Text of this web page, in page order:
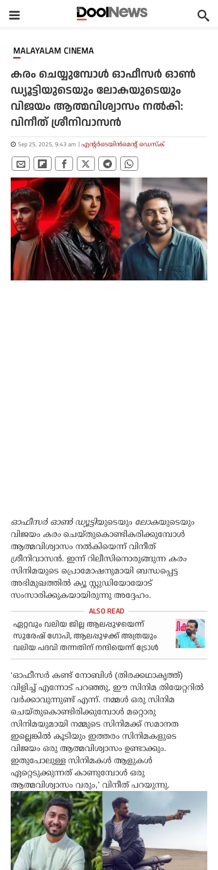
MALAYALAM CINEMA
കരം ചെയ്യുമ്പോള്‍ ഓഫീസര്‍ ഓണ്‍
ഡ്യൂട്ടിയുടെയും ലോകയുടെയും
വിജയം ആത്മവിശ്വാസം നല്‍കി:
വിനീത് ശ്രീനിവാസന്‍
Sep 25, 2025, 9:43 am എന്റര്‍ടെയിന്‍മെന്റ് ഡെസ്‌ക്
ഓഫീസര്‍ ഓണ്‍ ഡ്യൂട്ടിയുടെയും ലോകയുടെയും
വിജയം കരംചെയ്തുകൊണ്ടികരിക്കുമ്പോള്‍
ആത്മവിശ്വാസം നല്‍കിയെന്ന് വിനീത്
ശ്രീനിവാസന്‍. ഇന്ന് റിലീസിനൊരുങ്ങുന്ന കരം
സിനിമയുടെ പ്രൊമോഷനുമായി ബന്ധപ്പെട്ട
അഭിമുഖത്തില്‍ ക്യൂ സ്റ്റുഡിയോയോട്
സംസാരിക്കുകയായിരുന്നു അദ്ദേഹം.
ഏറ്റവും വലിയ ജില്ല ആലപ്പുഴയെന്ന്
സുരേഷ് ഗോപി, ആലപ്പുഴക്ക് അത്രയും
വലിയ പദവി തന്നതിന് നന്ദിയെന്ന് ട്രോള്‍
‘ഓഫീസര്‍ കണ്ട് നോബിള്‍ (തിരക്കഥാകൃത്ത്)
വിളിച്ച് എന്നോട് പറഞ്ഞു, ഈ സിനിമ തിയേറ്ററില്‍
വര്‍ക്കാവുന്നുണ്ട് എന്ന്. നമ്മള്‍ ഒരു സിനിമ
ചെയ്തുകൊണ്ടിരിക്കുമ്പോള്‍ മറ്റൊരു
സിനിമയുമായി നമ്മുടെ സിനിമക്ക് സമാനത
ഇല്ലെങ്കില്‍ കൂടിയും ഇത്തരം സിനിമകളുടെ
വിജയം ഒരു ആത്മവിശ്വാസം ഉണ്ടാക്കും.
ഇതുപോലുള്ള സിനിമകള്‍ ആളുകള്‍
ഏറ്റെടുക്കുന്നത് കാണുമ്പോള്‍ ഒരു
ആത്മവിശ്വാസം വരും,’ വിനീത് പറയുന്നു.